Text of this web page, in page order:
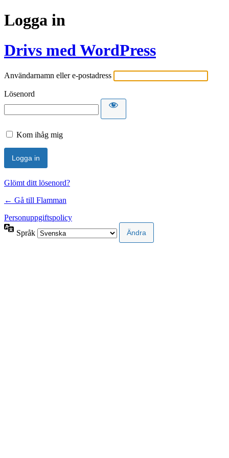
Logga in
Drivs med WordPress
Användarnamn eller e-postadress
Lösenord
Kom ihåg mig
Glömt ditt lösenord?
← Gå till Flamman
Personuppgiftspolicy
Språk